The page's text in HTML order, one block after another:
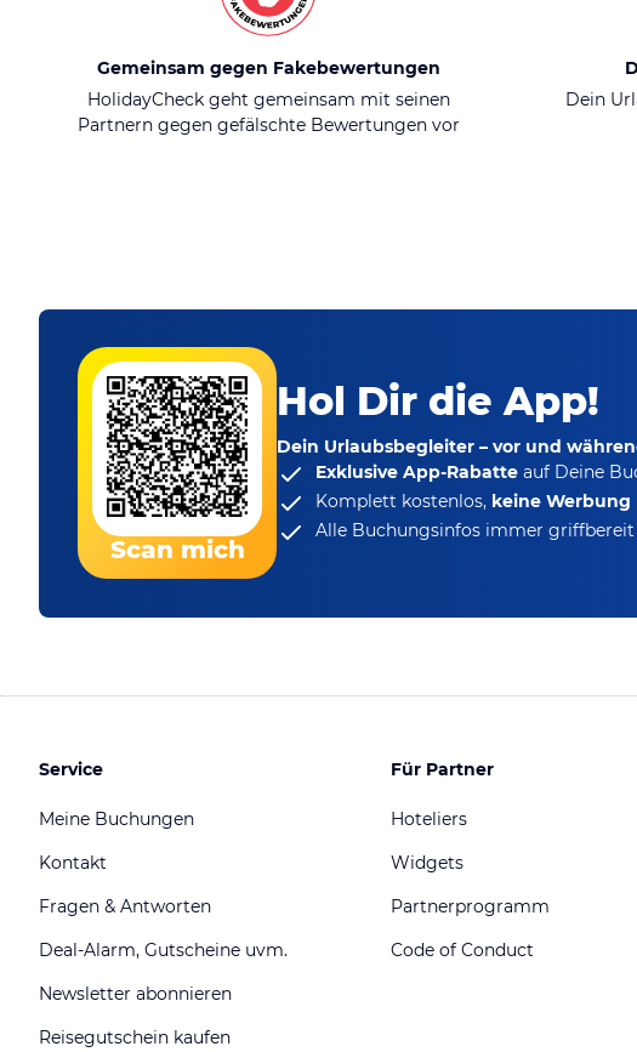
Gemeinsam gegen Fakebewertungen
HolidayCheck geht gemeinsam mit seinen
Partnern gegen gefälschte Bewertungen vor
Dein
Scan mich
Hol Dir die App!
Dein Urlaubsbegleiter – vor und
Exklusive App-Rabatte auf Deine
Komplett kostenlos, keine Werbung
Alle Buchungsinfos immer griffbereit
Service
Meine Buchungen
Kontakt
Fragen & Antworten
Deal-Alarm, Gutscheine uvm.
Newsletter abonnieren
Reisegutschein kaufen
Für Partner
Hoteliers
Widgets
Partnerprogramm
Code of Conduct